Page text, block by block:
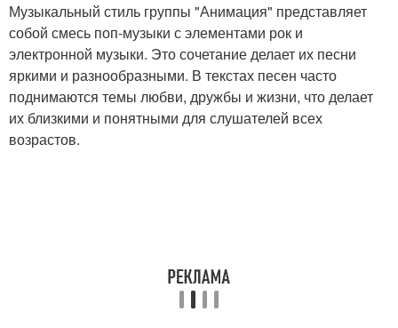
Музыкальный стиль группы "Анимация" представляет
собой смесь поп-музыки с элементами рок и
электронной музыки. Это сочетание делает их песни
яркими и разнообразными. В текстах песен часто
поднимаются темы любви, дружбы и жизни, что делает
их близкими и понятными для слушателей всех
возрастов.